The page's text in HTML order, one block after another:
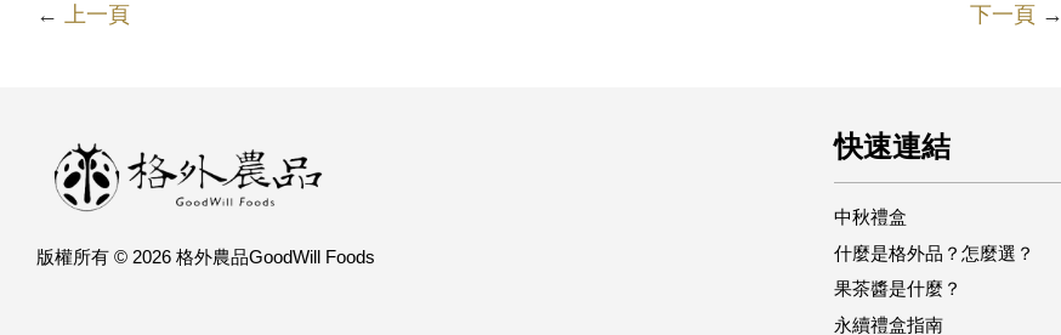
← 上一頁 下一頁→
版權所有 © 2026 格外農品GoodWill Foods
快速連結
中秋禮盒
什麼是格外品？怎麼選？
果茶醬是什麼？
永續禮盒指南